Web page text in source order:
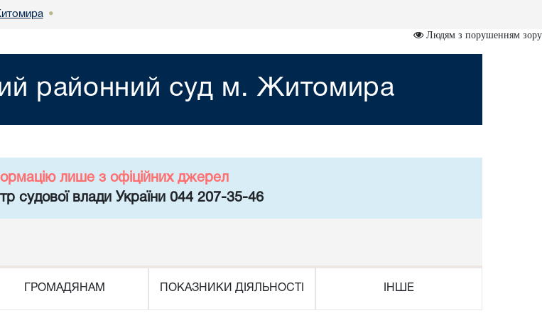
•
Людям з порушенням зору
районний суд м. Житомира
лише з офіційних джерел
судової влади України 044 207-35-46
ГРОМАДЯНАМ ПОКАЗНИКИ ДІЯЛЬНОСТІ ІНШЕ